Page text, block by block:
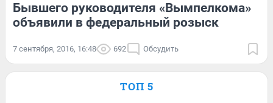
Бывшего руководителя «Вымпелкома»
объявили в федеральный розыск
7 сентября, 2016, 16:48 692 Обсудить
ТОП 5